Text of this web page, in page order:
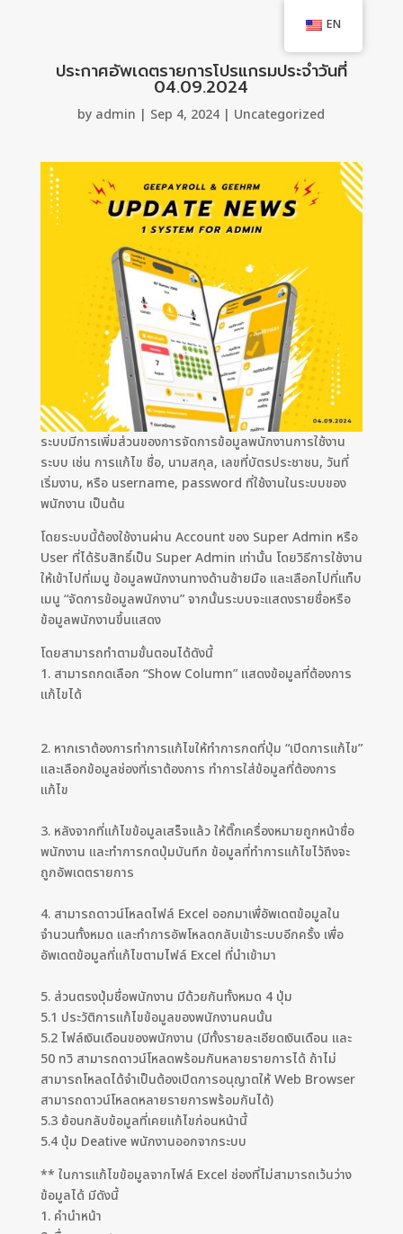
ประกาศอัพเดตรายการโปรแกรมประจำวันที่
04.09.2024
by admin | Sep 4, 2024 | Uncategorized
ระบบมีการเพิ่มส่วนของการจัดการข้อมูลพนักงานการใช้งาน
ระบบ เช่น การแก้ไข ชื่อ, นามสกุล, เลขที่บัตรประชาชน, วันที่
เริ่มงาน, หรือ username, password ที่ใช้งานในระบบของ
พนักงาน เป็นต้น
โดยระบบนี้ต้องใช้งานผ่าน Account ของ Super Admin หรือ
User ที่ได้รับสิทธิ์เป็น Super Admin เท่านั้น โดยวิธีการใช้งาน
ให้เข้าไปที่เมนู ข้อมูลพนักงานทางด้านซ้ายมือ และเลือกไปที่แท็บ
เมนู “จัดการข้อมูลพนักงาน” จากนั้นระบบจะแสดงรายชื่อหรือ
ข้อมูลพนักงานขึ้นแสดง
โดยสามารถทำตามขั้นตอนได้ดังนี้
1. สามารถกดเลือก “Show Column” แสดงข้อมูลที่ต้องการ
แก้ไขได้
2. หากเราต้องการทำการแก้ไขให้ทำการกดที่ปุ่ม “เปิดการแก้ไข”
และเลือกข้อมูลช่องที่เราต้องการ ทำการใส่ข้อมูลที่ต้องการ
แก้ไข
3. หลังจากที่แก้ไขข้อมูลเสร็จแล้ว ให้ติ๊กเครื่องหมายถูกหน้าชื่อ
พนักงาน และทำการกดปุ่มบันทึก ข้อมูลที่ทำการแก้ไขไว้ถึงจะ
ถูกอัพเดตรายการ
4. สามารถดาวน์โหลดไฟล์ Excel ออกมาเพื่อัพเดตข้อมูลใน
จำนวนทั้งหมด และทำการอัพโหลดกลับเข้าระบบอีกครั้ง เพื่อ
อัพเดตข้อมูลที่แก้ไขตามไฟล์ Excel ที่นำเข้ามา
5. ส่วนตรงปุ่มชื่อพนักงาน มีด้วยกันทั้งหมด 4 ปุ่ม
5.1 ประวัติการแก้ไขข้อมูลของพนักงานคนนั้น
5.2 ไฟล์เงินเดือนของพนักงาน (มีทั้งรายละเอียดเงินเดือน และ
50 ทวิ สามารถดาวน์โหลดพร้อมกันหลายรายการได้ ถ้าไม่
สามารถโหลดได้จำเป็นต้องเปิดการอนุญาตให้ Web Browser
สามารถดาวน์โหลดหลายรายการพร้อมกันได้)
5.3 ย้อนกลับข้อมูลที่เคยแก้ไขก่อนหน้านี้
5.4 ปุ่ม Deative พนักงานออกจากระบบ
** ในการแก้ไขข้อมูลจากไฟล์ Excel ช่องที่ไม่สามารถเว้นว่าง
ข้อมูลได้ มีดังนี้
1. คำนำหน้า
EN